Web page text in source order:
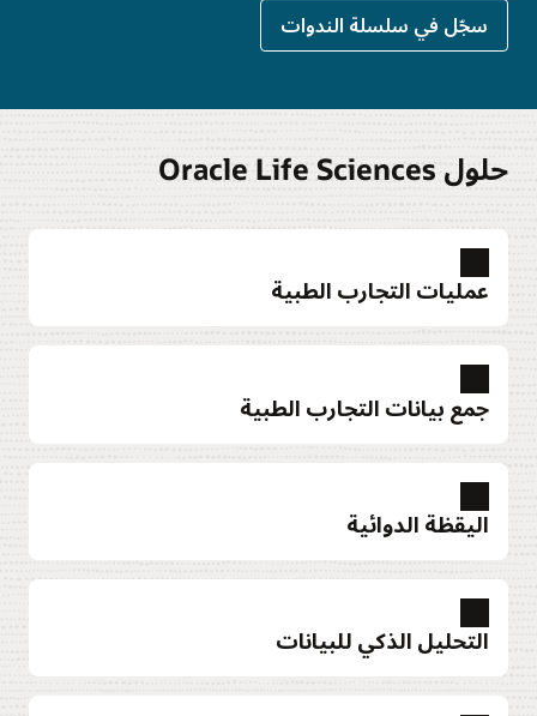
سجّل في سلسلة الندوات
حلول Oracle Life Sciences
عمليات التجارب الطبية
استكشاف عمليات التجارب الطبية
جمع بيانات التجارب الطبية
استكشاف جمع بيانات التجارب الطبية
اليقظة الدوائية
التحليل الذكي للبيانات